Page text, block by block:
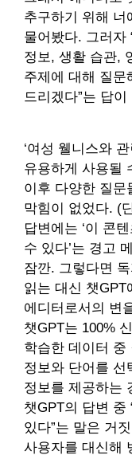
추구하기 위해 너
물어봤다. 그러자
정보, 생활 습관,
주제에 대해 질문
드리겠다”는 답이
‘여성 웰니스와
유용하게 사용될
이후 다양한 질문
막힘이 없었다. (
답변에는 ‘이 콘
수 있다’는 경고
잠깐. 그렇다면
읽는 대신 챗
에디터로서의 변
챗GPT는 100%
학습한 데이터 중
정보와 단어를 선
정보를 제공하는
챗GPT의 답변 중
있다”는 말은 거
사용자를 대신해